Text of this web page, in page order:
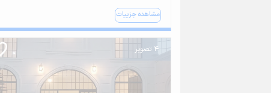
مشاهده جزییات
4 تصویر